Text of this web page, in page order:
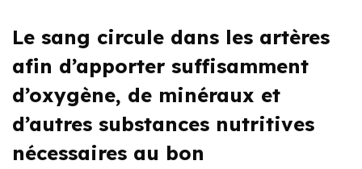
Le sang circule dans les artères
afin d’apporter suffisamment
d’oxygène, de minéraux et
d’autres substances nutritives
nécessaires au bon